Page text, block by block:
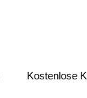
Kostenlose